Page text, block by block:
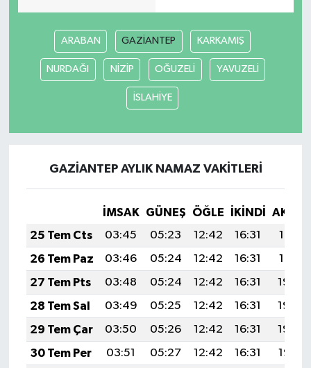
ARABAN GAZİANTEP KARKAMIŞ
NURDAĞI NİZİP OĞUZELİ YAVUZELİ
İSLAHİYE
GAZİANTEP AYLIK NAMAZ VAKITLERI
İMSAK GÜNEŞ ÖĞLE İKINDI
25 Tem Cts
03:45 05:23 12:42 16:31
19:51
26 Tem Paz
03:46 05:24 12:42 16:31
19:51
27 Tem Pts
03:48 05:24 12:42 16:31
19:50
28 Tem Sal
03:49 05:25 12:42 16:31
19:49
29 Tem Çar
03:50 05:26 12:42 16:31
19:48
30 Tem Per
03:51 05:27 12:42 16:31
19:47
Akhisar Emlak
Ülke